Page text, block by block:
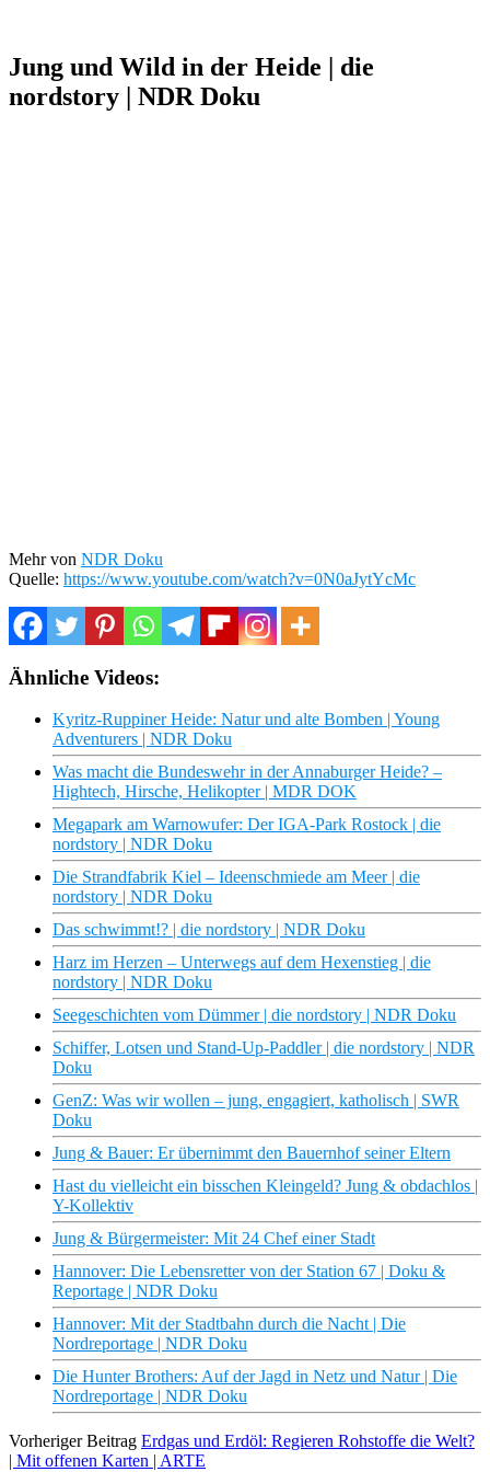
Jung und Wild in der Heide | die
nordstory | NDR Doku
Mehr von NDR Doku
Quelle: https://www.youtube.com/watch?v=0N0aJytYcMc
Ähnliche Videos:
Kyritz-Ruppiner Heide: Natur und alte Bomben | Young
Adventurers | NDR Doku
Was macht die Bundeswehr in der Annaburger Heide? –
Hightech, Hirsche, Helikopter | MDR DOK
Megapark am Warnowufer: Der IGA-Park Rostock | die
nordstory | NDR Doku
Die Strandfabrik Kiel – Ideenschmiede am Meer | die
nordstory | NDR Doku
Das schwimmt!? | die nordstory | NDR Doku
Harz im Herzen – Unterwegs auf dem Hexenstieg | die
nordstory | NDR Doku
Seegeschichten vom Dümmer | die nordstory | NDR Doku
Schiffer, Lotsen und Stand-Up-Paddler | die nordstory | NDR
Doku
GenZ: Was wir wollen – jung, engagiert, katholisch | SWR
Doku
Jung & Bauer: Er übernimmt den Bauernhof seiner Eltern
Hast du vielleicht ein bisschen Kleingeld? Jung & obdachlos |
Y-Kollektiv
Jung & Bürgermeister: Mit 24 Chef einer Stadt
Hannover: Die Lebensretter von der Station 67 | Doku &
Reportage | NDR Doku
Hannover: Mit der Stadtbahn durch die Nacht | Die
Nordreportage | NDR Doku
Die Hunter Brothers: Auf der Jagd in Netz und Natur | Die
Nordreportage | NDR Doku
Vorheriger Beitrag Erdgas und Erdöl: Regieren Rohstoffe die Welt?
| Mit offenen Karten | ARTE